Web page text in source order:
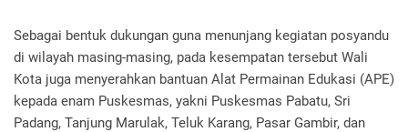
Sebagai bentuk dukungan guna menunjang kegiatan posyandu
di wilayah masing-masing, pada kesempatan tersebut Wali
Kota juga menyerahkan bantuan Alat Permainan Edukasi (APE)
kepada enam Puskesmas, yakni Puskesmas Pabatu, Sri
Padang, Tanjung Marulak, Teluk Karang, Pasar Gambir, dan